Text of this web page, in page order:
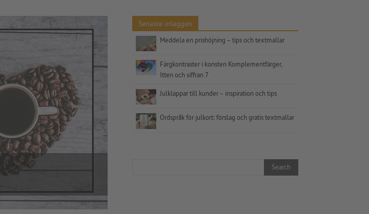
Senaste inläggen
Meddela en prishöjning – tips och textmallar
Färgkontraster i konsten Komplementfärger,
Itten och siffran 7
Julklappar till kunder – inspiration och tips
Ordspråk för julkort: förslag och gratis textmallar